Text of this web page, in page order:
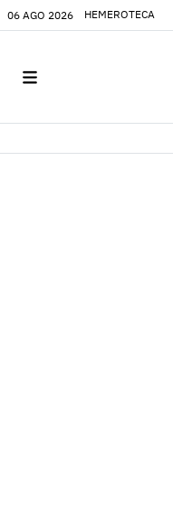
06 AGO 2026 HEMEROTECA